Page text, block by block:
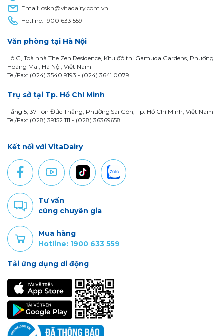
Email:cskh@vitadairy.com.vn
Hotline:1900 633 559
Văn phòng tại Hà Nội
Lô G, Toà nhà The Zen Residence, Khu đô thị Gamuda Gardens, Phường
Hoàng Mai, Hà Nội, Việt Nam
Tel/Fax: (024) 3540 9193 - (024) 3641 0079
Trụ sở tại Tp. Hồ Chí Minh
Tầng 5, 37 Tôn Đức Thắng, Phường Sài Gòn, Tp. Hồ Chí Minh, Việt Nam
Tel/Fax: (028) 39152 111 - (028) 36369658
Kết nối với VitaDairy
Tư vấn
cùng chuyên gia
Mua hàng
Hotline: 1900 633 559
Tải ứng dụng di động